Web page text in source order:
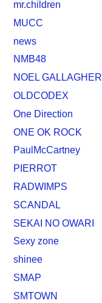
mr.children
MUCC
news
NMB48
NOEL GALLAGHER
OLDCODEX
One Direction
ONE OK ROCK
PaulMcCartney
PIERROT
RADWIMPS
SCANDAL
SEKAI NO OWARI
Sexy zone
shinee
SMAP
SMTOWN